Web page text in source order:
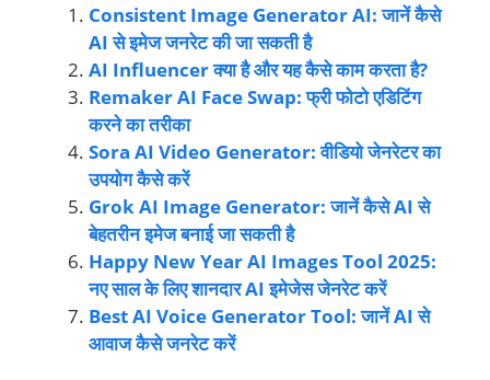
Consistent Image Generator AI: जानें कैसे
AI से इमेज जनरेट की जा सकती है
AI Influencer क्या है और यह कैसे काम करता है?
Remaker AI Face Swap: फ्री फोटो एडिटिंग
करने का तरीका
Sora AI Video Generator: वीडियो जेनरेटर का
उपयोग कैसे करें
Grok AI Image Generator: जानें कैसे AI से
बेहतरीन इमेज बनाई जा सकती है
Happy New Year AI Images Tool 2025:
नए साल के लिए शानदार AI इमेजेस जेनरेट करें
Best AI Voice Generator Tool: जानें AI से
आवाज कैसे जनरेट करें